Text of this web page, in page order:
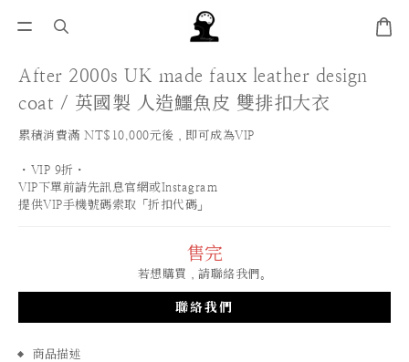
After 2000s UK made faux leather design
coat / 英國製 人造鱷魚皮 雙排扣大衣
累積消費滿 NT$10,000元後，即可成為VIP
・VIP 9折・
VIP下單前請先訊息官網或Instagram
提供VIP手機號碼索取「折扣代碼」
售完
若想購買，請聯絡我們。
聯絡我們
商品描述